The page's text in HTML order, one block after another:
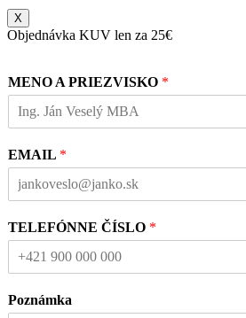
X
Objednávka KUV len za 25€
MENO A PRIEZVISKO *
EMAIL *
TELEFÓNNE ČÍSLO *
Poznámka